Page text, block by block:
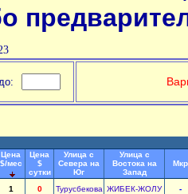
Цена
$/мес
Цена
$
сутки
Улица с
Севера на
Юг
Улица с
Востока на
Запад
Мкр
1 0 Турусбекова ЖИБЕК-ЖОЛУ -